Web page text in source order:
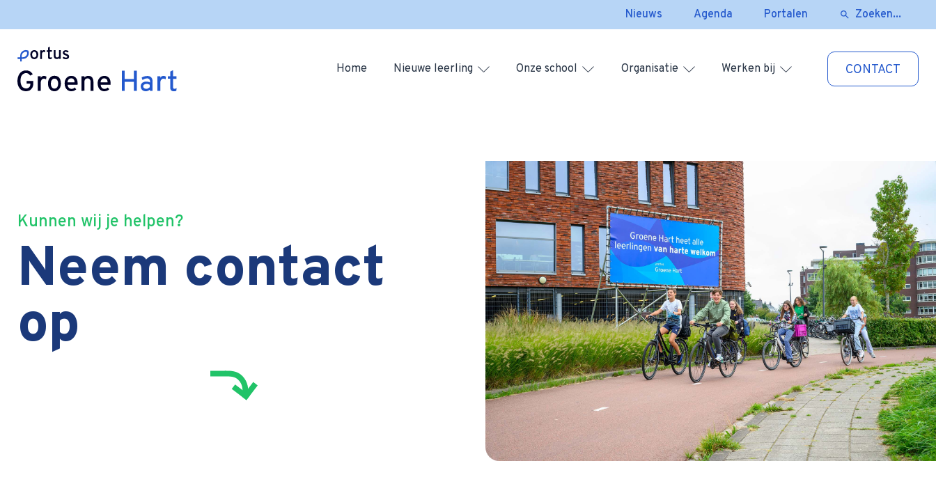
Nieuws Agenda Portalen Zoeken...
Home Nieuwe leerling Onze school Organisatie Werken bij CONTACT
Kunnen wij je helpen?
Neem contact
op